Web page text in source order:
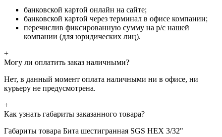
банковской картой онлайн на сайте;
банковской картой через терминал в офисе компании;
перечислив фиксированную сумму на р/с нашей
компании (для юридических лиц).
+
Могу ли оплатить заказ наличными?
Нет, в данный момент оплата наличными ни в офисе, ни
курьеру не предусмотрена.
+
Как узнать габариты заказанного товара?
Габариты товара Бита шестигранная SGS HEX 3/32"